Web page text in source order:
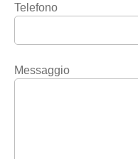
Telefono
Messaggio